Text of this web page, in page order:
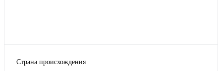
Страна происхождения